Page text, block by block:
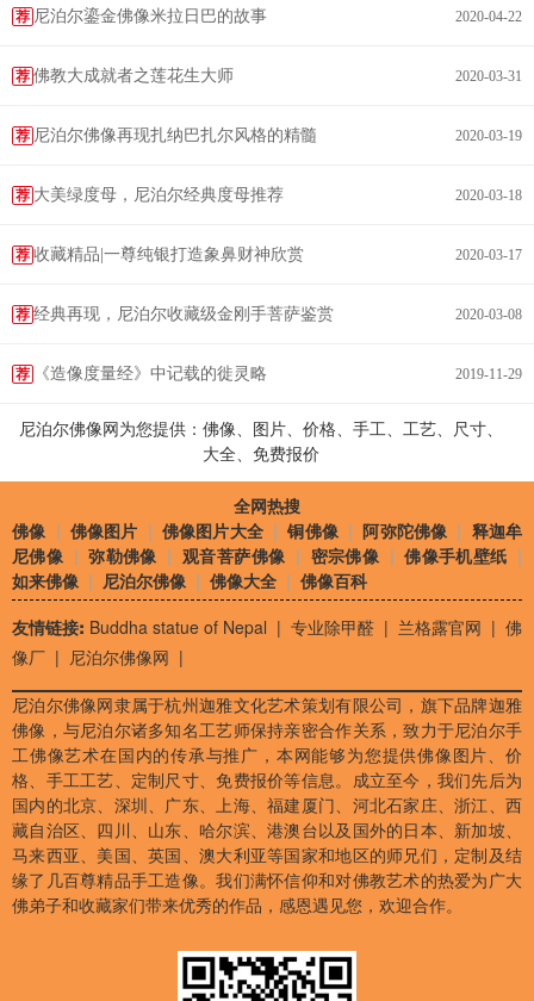
荐 尼泊尔鎏金佛像米拉日巴的故事 2020-04-22
荐 佛教大成就者之莲花生大师 2020-03-31
荐 尼泊尔佛像再现扎纳巴扎尔风格的精髓 2020-03-19
荐 大美绿度母，尼泊尔经典度母推荐 2020-03-18
荐 收藏精品|一尊纯银打造象鼻财神欣赏 2020-03-17
荐 经典再现，尼泊尔收藏级金刚手菩萨鉴赏 2020-03-08
荐 《造像度量经》中记载的徙灵略 2019-11-29
尼泊尔佛像网为您提供：佛像、图片、价格、手工、工艺、尺寸、
大全、免费报价
全网热搜
佛像 | 佛像图片 |佛像图片大全|铜佛像 |阿弥陀佛像 | 释迦牟
尼佛像 |弥勒佛像 |观音菩萨佛像 | 密宗佛像 |佛像手机壁纸 |
如来佛像 | 尼泊尔佛像 | 佛像大全 | 佛像百科
友情链接: Buddha statue of Nepal | 专业除甲醛 | 兰格露官网 | 佛
像厂 | 尼泊尔佛像网 |
尼泊尔佛像网隶属于杭州迦雅文化艺术策划有限公司，旗下品牌迦雅
佛像，与尼泊尔诸多知名工艺师保持亲密合作关系，致力于尼泊尔手
工佛像艺术在国内的传承与推广，本网能够为您提供佛像图片、价
格、手工工艺、定制尺寸、免费报价等信息。成立至今，我们先后为
国内的北京、深圳、广东、上海、福建厦门、河北石家庄、浙江、西
藏自治区、四川、山东、哈尔滨、港澳台以及国外的日本、新加坡、
马来西亚、美国、英国、澳大利亚等国家和地区的师兄们，定制及结
缘了几百尊精品手工造像。我们满怀信仰和对佛教艺术的热爱为广大
佛弟子和收藏家们带来优秀的作品，感恩遇见您，欢迎合作。